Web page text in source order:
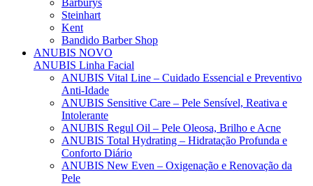
Barburys
Steinhart
Kent
Bandido Barber Shop
ANUBIS NOVO
ANUBIS Linha Facial
ANUBIS Vital Line – Cuidado Essencial e Preventivo
Anti-Idade
ANUBIS Sensitive Care – Pele Sensível, Reativa e
Intolerante
ANUBIS Regul Oil – Pele Oleosa, Brilho e Acne
ANUBIS Total Hydrating – Hidratação Profunda e
Conforto Diário
ANUBIS New Even – Oxigenação e Renovação da
Pele